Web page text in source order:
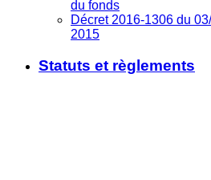
du fonds
Décret 2016-1306 du
2015
Statuts et règlements